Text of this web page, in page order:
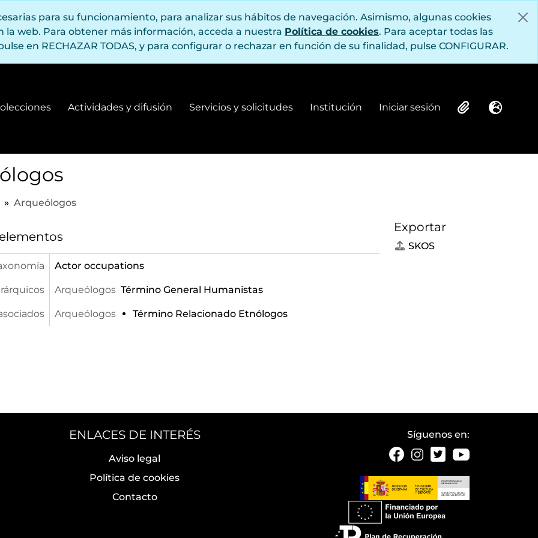
para su funcionamiento, para analizar sus hábitos de navegación. Asimismo, algunas cookies
web. Para obtener más información, acceda a nuestra Política de cookies. Para aceptar todas las
en RECHAZAR TODAS, y para configurar o rechazar en función de su finalidad, pulse CONFIGURAR.
y colecciones
Actividades y difusión
Actividades y difusión
Servicios y solicitudes Institución
Institución
Iniciar sesión
Iniciar sesión ClipboardIdioma
Arqueólogos
Actor occupations
Arqueólogos Término General Humanistas
Arqueólogos Término Relacionado Etnólogos
Exportar
SKOS
ENLACES DE INTERÉS
Aviso legal
Política de cookies
Contacto
Síguenos en: